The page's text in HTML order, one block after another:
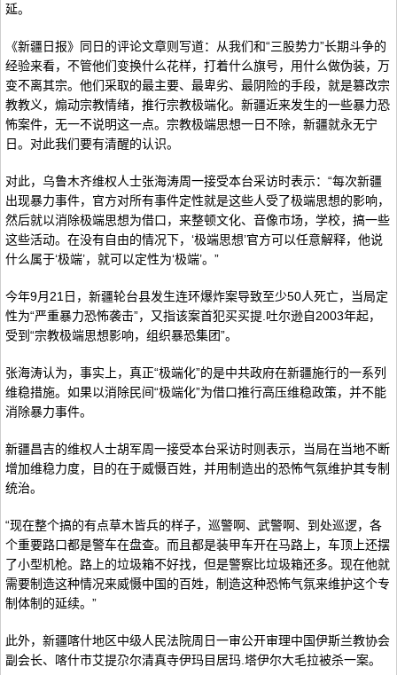
延。
《新疆日报》同日的评论文章则写道：从我们和“三股势力”长期斗争的
经验来看，不管他们变换什么花样，打着什么旗号，用什么做伪装，万
变不离其宗。他们采取的最主要、最卑劣、最阴险的手段，就是篡改宗
教教义，煽动宗教情绪，推行宗教极端化。新疆近来发生的一些暴力恐
怖案件，无一不说明这一点。宗教极端思想一日不除，新疆就永无宁
日。对此我们要有清醒的认识。
对此，乌鲁木齐维权人士张海涛周一接受本台采访时表示：“每次新疆
出现暴力事件，官方对所有事件定性就是这些人受了极端思想的影响，
然后就以消除极端思想为借口，来整顿文化、音像市场，学校，搞一些
这些活动。在没有自由的情况下，‘极端思想’官方可以任意解释，他说
什么属于‘极端’，就可以定性为‘极端’。”
今年9月21日，新疆轮台县发生连环爆炸案导致至少50人死亡，当局定
性为“严重暴力恐怖袭击”，又指该案首犯买买提.吐尔逊自2003年起，
受到“宗教极端思想影响，组织暴恐集团”。
张海涛认为，事实上，真正“极端化”的是中共政府在新疆施行的一系列
维稳措施。如果以消除民间“极端化”为借口推行高压维稳政策，并不能
消除暴力事件。
新疆昌吉的维权人士胡军周一接受本台采访时则表示，当局在当地不断
增加维稳力度，目的在于威慑百姓，并用制造出的恐怖气氛维护其专制
统治。
“现在整个搞的有点草木皆兵的样子，巡警啊、武警啊、到处巡逻，各
个重要路口都是警车在盘查。而且都是装甲车开在马路上，车顶上还摆
了小型机枪。路上的垃圾箱不好找，但是警察比垃圾箱还多。现在他就
需要制造这种情况来威慑中国的百姓，制造这种恐怖气氛来维护这个专
制体制的延续。”
此外，新疆喀什地区中级人民法院周日一审公开审理中国伊斯兰教协会
副会长、喀什市艾提尕尔清真寺伊玛目居玛.塔伊尔大毛拉被杀一案。